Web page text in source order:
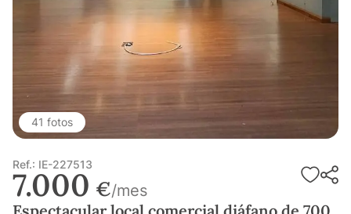
41 fotos
Ref.: IE-227513
7.000 €/mes